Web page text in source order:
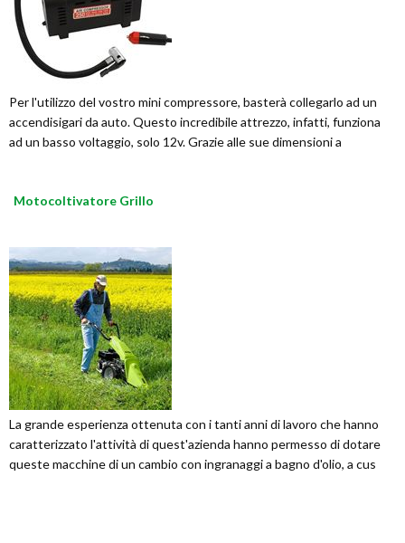
Per l'utilizzo del vostro mini compressore, basterà collegarlo ad un
accendisigari da auto. Questo incredibile attrezzo, infatti, funziona
ad un basso voltaggio, solo 12v. Grazie alle sue dimensioni a
Motocoltivatore Grillo
La grande esperienza ottenuta con i tanti anni di lavoro che hanno
caratterizzato l'attività di quest'azienda hanno permesso di dotare
queste macchine di un cambio con ingranaggi a bagno d'olio, a cus